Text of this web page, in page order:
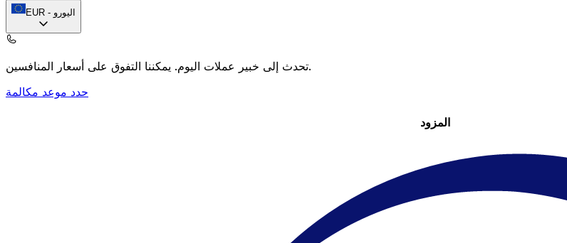
EUR - اليورو
تحدث إلى خبير عملات اليوم.يمكننا التفوق على أسعار المنافسين.
حدد موعد مكالمة
المزود